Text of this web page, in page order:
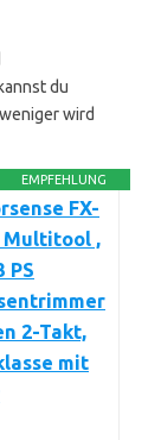
du
wird
EMPFEHLUNG
FX-
Multitool ,
PS
2-Takt,
mit